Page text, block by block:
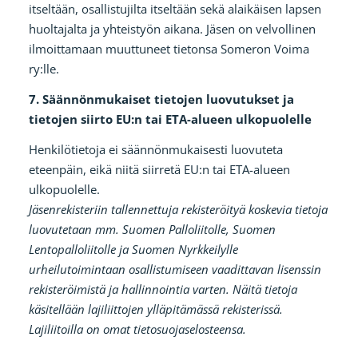
itseltään, osallistujilta itseltään sekä alaikäisen lapsen
huoltajalta ja yhteistyön aikana. Jäsen on velvollinen
ilmoittamaan muuttuneet tietonsa Someron Voima
ry:lle.
7. Säännönmukaiset tietojen luovutukset ja
tietojen siirto EU:n tai ETA-alueen ulkopuolelle
Henkilötietoja ei säännönmukaisesti luovuteta
eteenpäin, eikä niitä siirretä EU:n tai ETA-alueen
ulkopuolelle.
Jäsenrekisteriin tallennettuja rekisteröityä koskevia tietoja
luovutetaan mm. Suomen Palloliitolle, Suomen
Lentopalloliitolle ja Suomen Nyrkkeilylle
urheilutoimintaan osallistumiseen vaadittavan lisenssin
rekisteröimistä ja hallinnointia varten. Näitä tietoja
käsitellään lajiliittojen ylläpitämässä rekisterissä.
Lajiliitoilla on omat tietosuojaselosteensa.